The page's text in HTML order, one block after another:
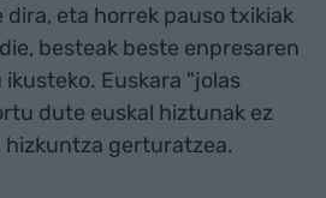
eta horrek pauso txikiak
besteak beste enpresaren
Euskara "jolas
dute euskal hiztunak ez
hizkuntza gerturatzea.